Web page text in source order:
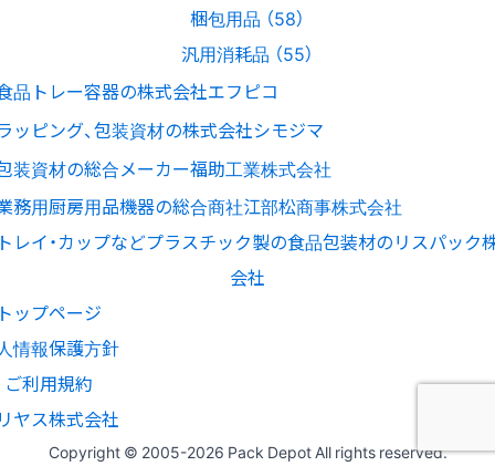
梱包用品 （58）
汎用消耗品 （55）
ップページ
情報保護方針
ご利用規約
ヤス株式会社
Copyright © 2005-2026 Pack Depot All rights reserved.